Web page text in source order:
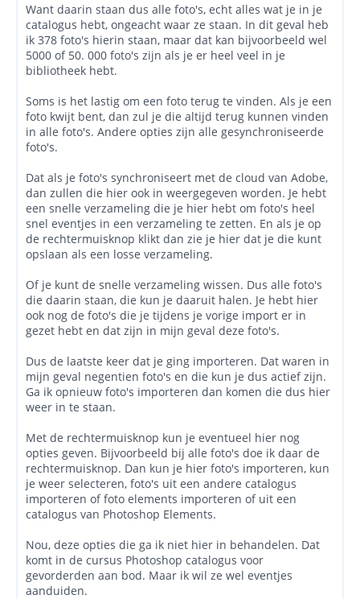
Want daarin staan dus alle foto's, echt alles wat je in je
catalogus hebt, ongeacht waar ze staan. In dit geval heb
ik 378 foto's hierin staan, maar dat kan bijvoorbeeld wel
5000 of 50. 000 foto's zijn als je er heel veel in je
bibliotheek hebt.
Soms is het lastig om een foto terug te vinden. Als je een
foto kwijt bent, dan zul je die altijd terug kunnen vinden
in alle foto's. Andere opties zijn alle gesynchroniseerde
foto's.
Dat als je foto's synchroniseert met de cloud van Adobe,
dan zullen die hier ook in weergegeven worden. Je hebt
een snelle verzameling die je hier hebt om foto's heel
snel eventjes in een verzameling te zetten. En als je op
de rechtermuisknop klikt dan zie je hier dat je die kunt
opslaan als een losse verzameling.
Of je kunt de snelle verzameling wissen. Dus alle foto's
die daarin staan, die kun je daaruit halen. Je hebt hier
ook nog de foto's die je tijdens je vorige import er in
gezet hebt en dat zijn in mijn geval deze foto's.
Dus de laatste keer dat je ging importeren. Dat waren in
mijn geval negentien foto's en die kun je dus actief zijn.
Ga ik opnieuw foto's importeren dan komen die dus hier
weer in te staan.
Met de rechtermuisknop kun je eventueel hier nog
opties geven. Bijvoorbeeld bij alle foto's doe ik daar de
rechtermuisknop. Dan kun je hier foto's importeren, kun
je weer selecteren, foto's uit een andere catalogus
importeren of foto elements importeren of uit een
catalogus van Photoshop Elements.
Nou, deze opties die ga ik niet hier in behandelen. Dat
komt in de cursus Photoshop catalogus voor
gevorderden aan bod. Maar ik wil ze wel eventjes
aanduiden.